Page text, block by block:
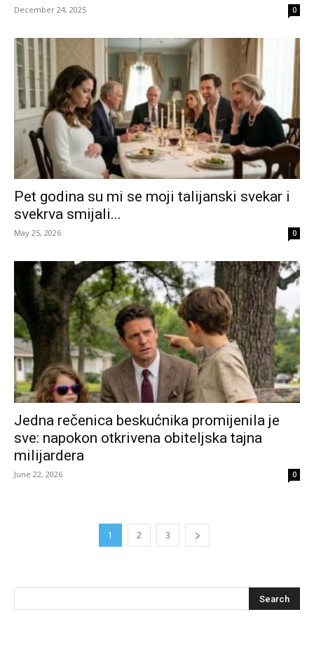
December 24, 2025 0
Pet godina su mi se moji talijanski svekar i
svekrva smijali...
May 25, 2026 0
Jedna rečenica beskućnika promijenila je
sve: napokon otkrivena obiteljska tajna
milijardera
June 22, 2026 0
1 2 3